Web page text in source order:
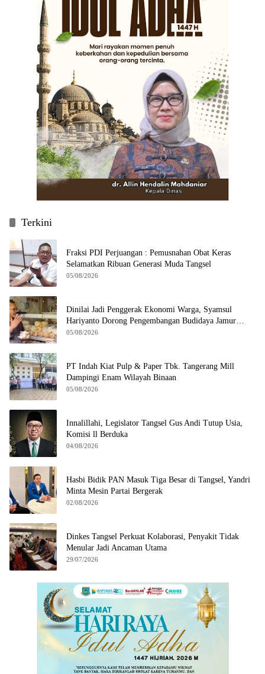
Terkini
Fraksi PDI Perjuangan : Pemusnahan Obat Keras
Selamatkan Ribuan Generasi Muda Tangsel
05/08/2026
Dinilai Jadi Penggerak Ekonomi Warga, Syamsul
Hariyanto Dorong Pengembangan Budidaya Jamur
Crispy di Serpong
05/08/2026
PT Indah Kiat Pulp & Paper Tbk. Tangerang Mill
Dampingi Enam Wilayah Binaan
05/08/2026
Innalillahi, Legislator Tangsel Gus Andi Tutup Usia,
Komisi ll Berduka
04/08/2026
Hasbi Bidik PAN Masuk Tiga Besar di Tangsel, Yandri
Minta Mesin Partai Bergerak
02/08/2026
Dinkes Tangsel Perkuat Kolaborasi, Penyakit Tidak
Menular Jadi Ancaman Utama
29/07/2026